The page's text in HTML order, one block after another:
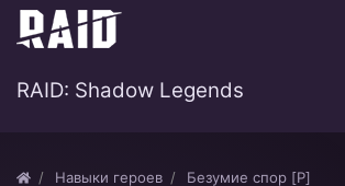
RAID: Shadow Legends
Навыки героев Безумие спор [P]